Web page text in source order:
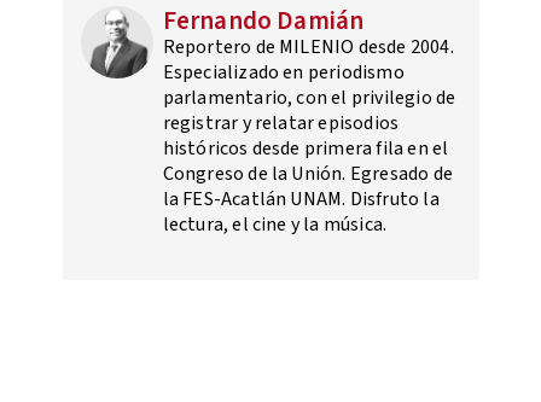
Fernando Damián
Reportero de MILENIO desde 2004.
Especializado en periodismo
parlamentario, con el privilegio de
registrar y relatar episodios
históricos desde primera fila en el
Congreso de la Unión. Egresado de
la FES-Acatlán UNAM. Disfruto la
lectura, el cine y la música.